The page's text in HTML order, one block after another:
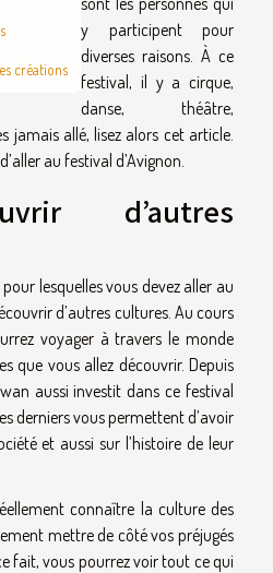
créations
y participent pour
diverses raisons. À ce
festival, il y a cirque,
danse, théâtre,
jamais allé, lisez alors cet article.
au festival d’Avignon.
d’autres
lesquelles vous devez aller au
d’autres cultures. Au cours
voyager à travers le monde
que vous allez découvrir. Depuis
aussi investit dans ce festival
derniers vous permettent d’avoir
et aussi sur l’histoire de leur
connaître la culture des
mettre de côté vos préjugés
fait, vous pourrez voir tout ce qui